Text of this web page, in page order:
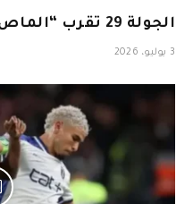
الجولة 29 تقرب “الماص” من اللقب
3 يوليو، 2026